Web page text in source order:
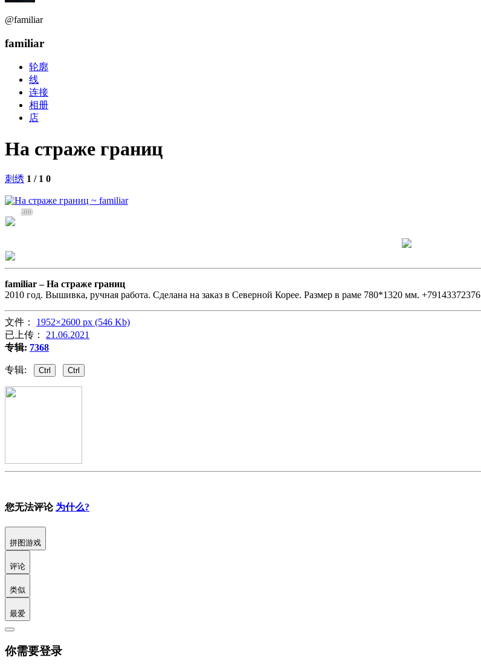
@familiar
familiar
轮廓
线
连接
相册
店
На страже границ
刺绣 1 / 1 0
280
familiar –На страже границ
2010 год. Вышивка, ручная работа. Сделана на заказ в Северной Корее. Размер в раме 780*1320 мм. +79143372376
文件： 1952×2600 px (546 Kb)
已上传： 21.06.2021
专辑: 7368
专辑: Ctrl Ctrl
您无法评论 为什么?
拼图游戏
评论
类似
最爱
你需要登录